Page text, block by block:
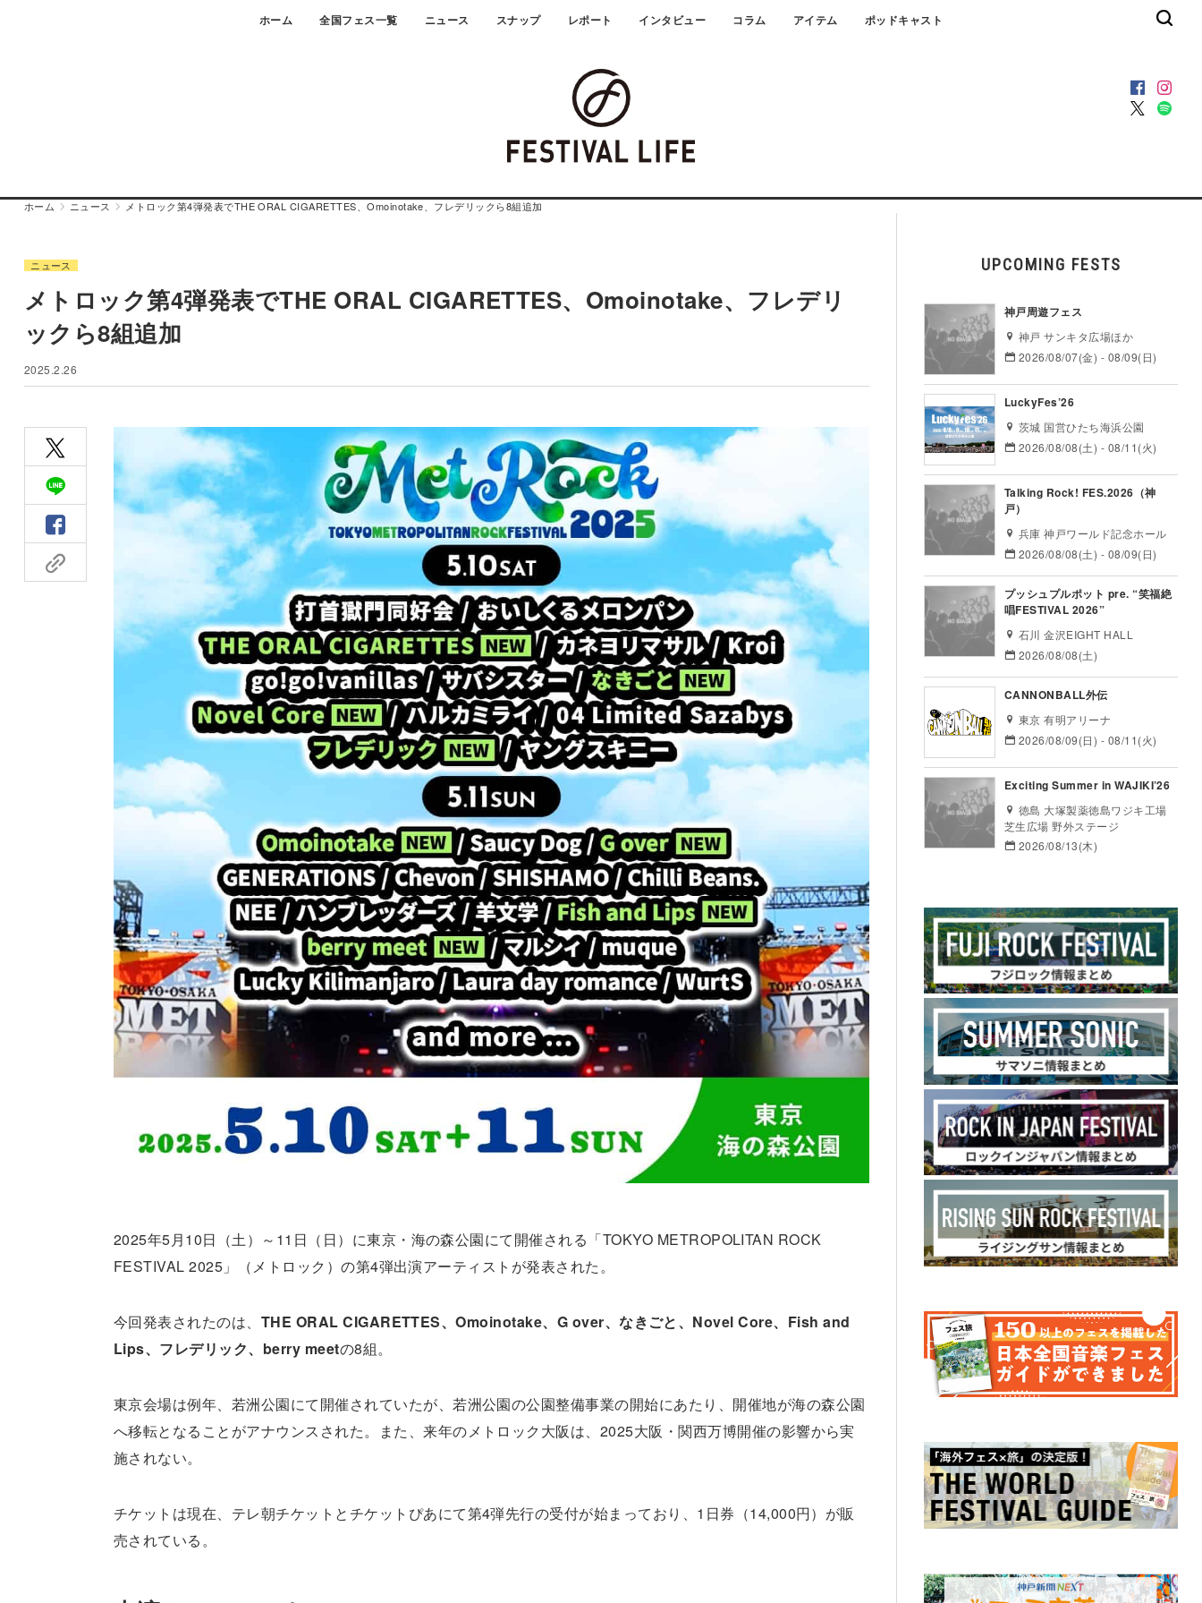
ホーム 全国フェス一覧 ニュース スナップ レポート インタビュー コラム アイテム ポッドキャスト
ホーム ニュース メトロック第4弾発表でTHE ORAL CIGARETTES、Omoinotake、フレデリックら8組追加
ニュース
メトロック第4弾発表でTHE ORAL CIGARETTES、Omoinotake、フレデリ
ックら8組追加
2025.2.26
2025年5月10日（土）～11日（日）に東京・海の森公園にて開催される「TOKYO METROPOLITAN ROCK
FESTIVAL 2025」（メトロック）の第4弾出演アーティストが発表された。
今回発表されたのは、 THE ORAL CIGARETTES、Omoinotake、G over、なきごと、Novel Core、Fish and
Lips、フレデリック、berry meetの8組。
東京会場は例年、若洲公園にて開催されていたが、若洲公園の公園整備事業の開始にあたり、開催地が海の森公園
へ移転となることがアナウンスされた。また、来年のメトロック大阪は、2025大阪・関西万博開催の影響から実
施されない。
チケットは現在、テレ朝チケットとチケットぴあにて第4弾先行の受付が始まっており、1日券（14,000円）が販
売されている。
UPCOMING FESTS
神戸周遊フェス
神戸 サンキタ広場ほか
2026/08/07(金) - 08/09(日)
LuckyFes’26
茨城 国営ひたち海浜公園
2026/08/08(土) - 08/11(火)
Talking Rock! FES.2026（神
戸）
兵庫 神戸ワールド記念ホール
2026/08/08(土) - 08/09(日)
プッシュプルポット pre. “笑福絶
唱FESTIVAL 2026”
石川 金沢EIGHT HALL
2026/08/08(土)
CANNONBALL外伝
東京 有明アリーナ
2026/08/09(日) - 08/11(火)
Exciting Summer in WAJIKI’26
徳島 大塚製薬徳島ワジキ工場
芝生広場 野外ステージ
2026/08/13(木)